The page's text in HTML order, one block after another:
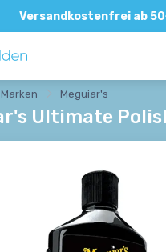
Versandkostenfrei ab
Direkte und persönliche
Marken Meguiar's
Ultimate